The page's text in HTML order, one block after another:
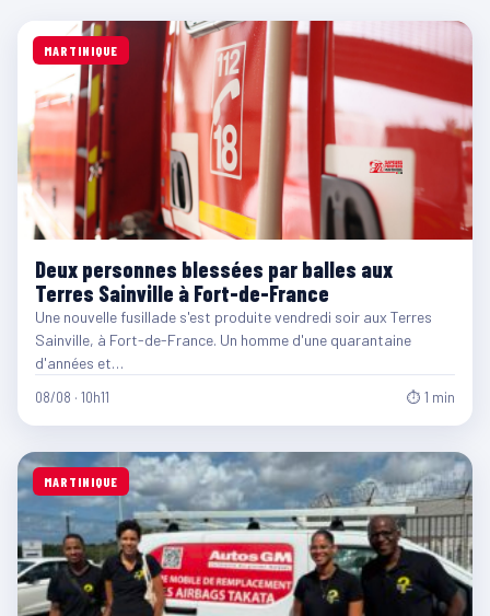
MARTINIQUE
Deux personnes blessées par balles aux
Terres Sainville à Fort-de-France
Une nouvelle fusillade s'est produite vendredi soir aux Terres
Sainville, à Fort-de-France. Un homme d'une quarantaine
d'années et…
08/08 · 10h11 ⏱ 1 min
MARTINIQUE